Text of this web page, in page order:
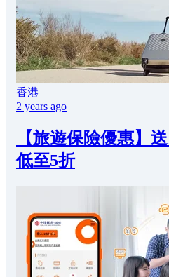
香港
2 years ago
【旅遊保險優惠】
低至5折